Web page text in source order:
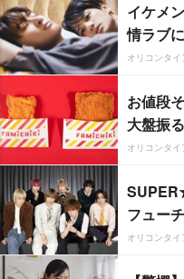
イケメ
情ラブ
オリコンタイ
お値段
大盤振
オリコンタイ
フュー
オリコンタイ